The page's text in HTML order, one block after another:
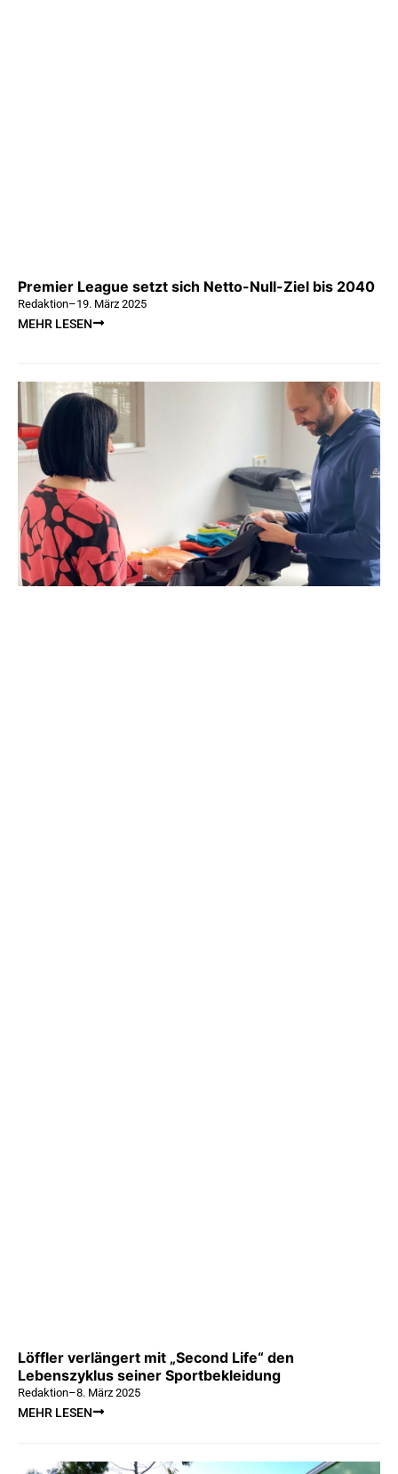
Premier League setzt sich Netto-Null-Ziel bis 2040
Redaktion–19. März 2025
MEHR LESEN
Löffler verlängert mit „Second Life“ den
Lebenszyklus seiner Sportbekleidung
Redaktion–8. März 2025
MEHR LESEN